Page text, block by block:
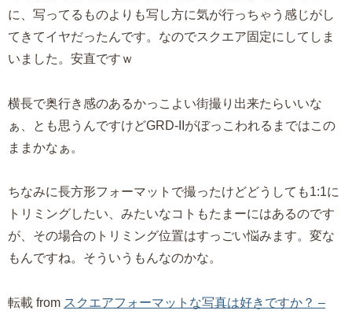
に、写ってるものよりも写し方に気が行っちゃう感じがし
てきてイヤだったんです。なのでスクエア固定にしてしま
いました。安直ですｗ
横長で奥行き感のあるかっこよい街撮り出来たらいいな
ぁ、とも思うんですけどGRD-IIがぼっこわれるまではこの
ままかなぁ。
ちなみに長方形フォーマットで撮ったけどどうしても1:1に
トリミングしたい、みたいなコトもたまーにはあるのです
が、その場合のトリミング位置はすっごい悩みます。変な
もんですね。そういうもんなのかな。
転載 from スクエアフォーマットな写真は好きですか？ –